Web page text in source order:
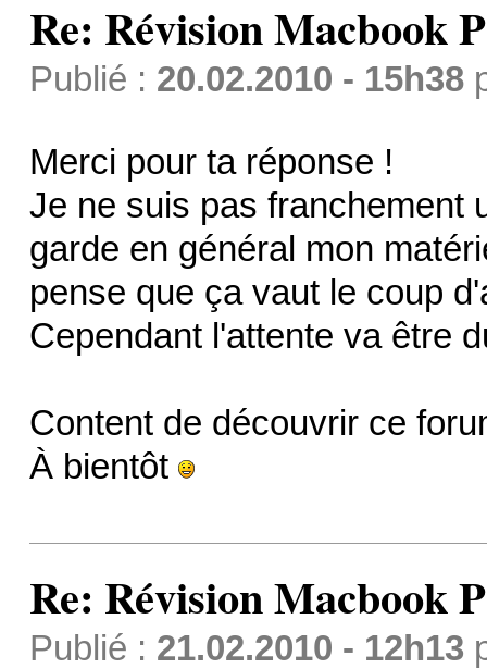
Re: Révision Macbook
Publié : 20.02.2010 - 15h38
Merci pour ta réponse !
Je ne suis pas franchement
garde en général mon
pense que ça vaut le coup
Cependant l'attente va être
Content de découvrir ce
À bientôt
Re: Révision Macbook
Publié : 21.02.2010 - 12h13